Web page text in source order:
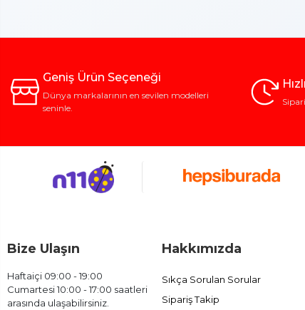
Geniş Ürün Seçeneği
Dünya markalarının en sevilen modelleri
seninle.
Bize Ulaşın
Haftaiçi 09:00 - 19:00
Cumartesi 10:00 - 17:00 saatleri
arasında ulaşabilirsiniz.
Hakkımızda
Sıkça Sorulan Sorular
Sipariş Takip